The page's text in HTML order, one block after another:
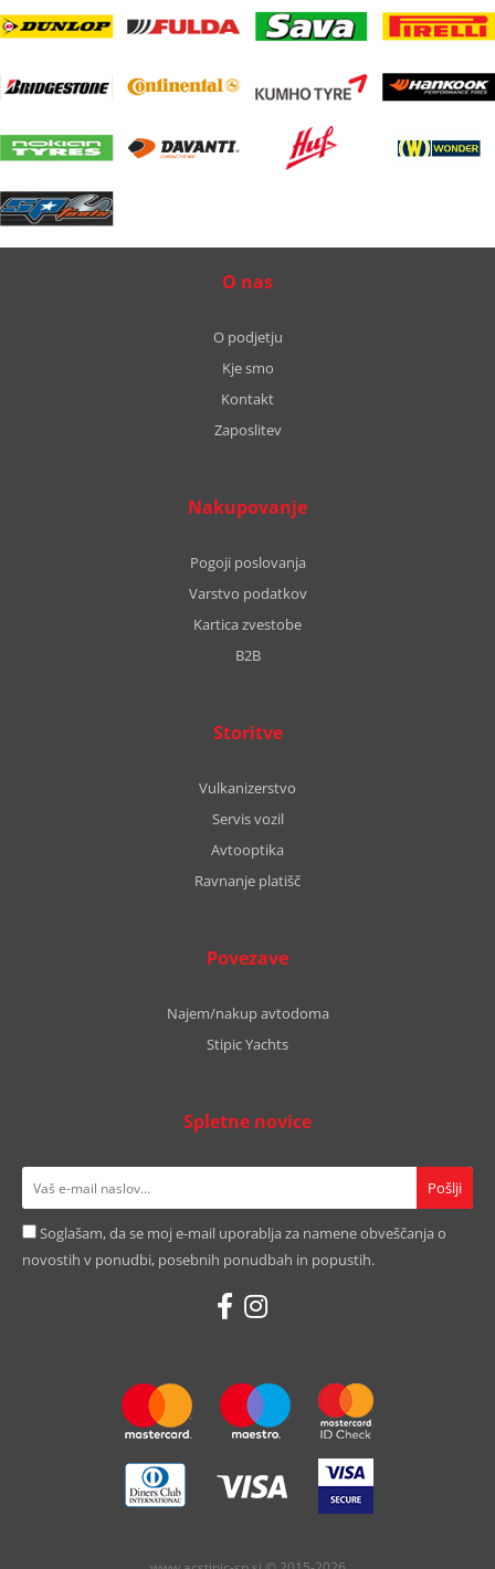
O nas
O podjetju
Kje smo
Kontakt
Zaposlitev
Nakupovanje
Pogoji poslovanja
Varstvo podatkov
Kartica zvestobe
B2B
Storitve
Vulkanizerstvo
Servis vozil
Avtooptika
Ravnanje platišč
Povezave
Najem/nakup avtodoma
Stipic Yachts
Spletne novice
Soglašam, da se moj e-mail uporablja za namene obveščanja o
novostih v ponudbi, posebnih ponudbah in popustih.